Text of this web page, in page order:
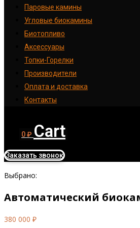
Паровые камины
Угловые биокамины
Биотопливо
Аксессуары
Топки-Горелки
Производители
Оплата и доставка
Контакты
0₽ Cart
Заказать звонок
Выбрано:
Автоматический
380 000 ₽